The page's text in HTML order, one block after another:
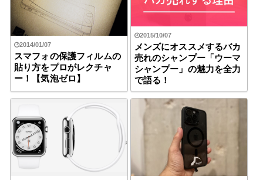
2014/01/07
スマフォの保護フィルムの
貼り方をプロがレクチャ
ー！【気泡ゼロ】
2015/10/07
メンズにオススメするバカ
売れのシャンプー「ウーマ
シャンプー」の魅力を全力
で語る！